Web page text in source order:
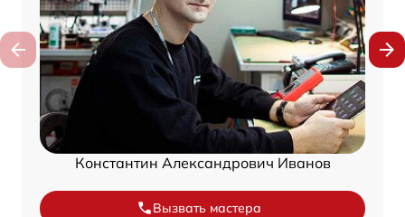
Константин Александрович Иванов
Вызвать мастера